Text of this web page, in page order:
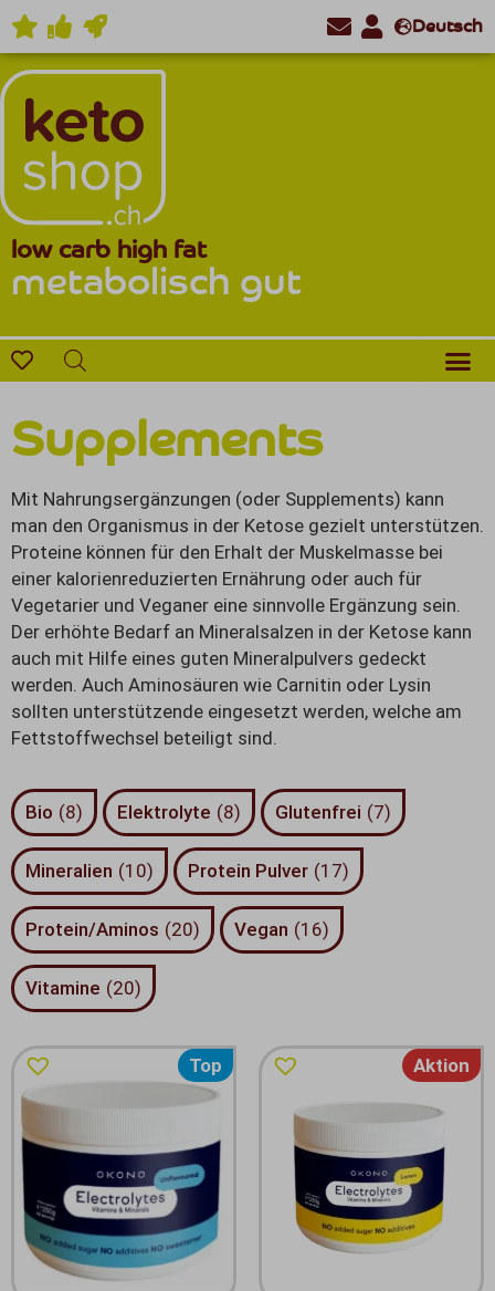
Deutsch
low carb high fat
metabolisch gut
Supplements
Mit Nahrungsergänzungen (oder Supplements) kann
man den Organismus in der Ketose gezielt unterstützen.
Proteine können für den Erhalt der Muskelmasse bei
einer kalorienreduzierten Ernährung oder auch für
Vegetarier und Veganer eine sinnvolle Ergänzung sein.
Der erhöhte Bedarf an Mineralsalzen in der Ketose kann
auch mit Hilfe eines guten Mineralpulvers gedeckt
werden. Auch Aminosäuren wie Carnitin oder Lysin
sollten unterstützende eingesetzt werden, welche am
Fettstoffwechsel beteiligt sind.
Bio (8) Elektrolyte (8) Glutenfrei (7)
Mineralien (10) Protein Pulver (17)
Protein/Aminos (20) Vegan (16)
Vitamine (20)
Top Aktion